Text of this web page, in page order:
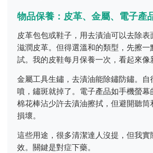
物品保養：皮革、金屬、電子產
皮革包包或鞋子，用去漬油可以去除表
滋潤皮革。但得選溫和的類型，先擦一
試。我的皮鞋每月保養一次，看起來像
金屬工具生鏽，去漬油能除鏽防鏽。自
噴，鏽斑就掉了。電子產品如手機螢幕
棉花棒沾少許去漬油擦拭，但避開聽筒
損壞。
這些用途，很多清潔達人沒提，但我實
效。關鍵是對症下藥。